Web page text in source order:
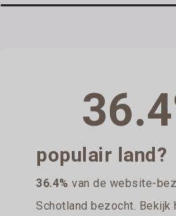
populair land?
36.4% van de website-
Schotland bezocht. Bekijk